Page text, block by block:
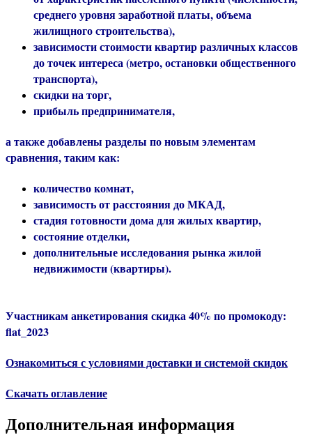
среднего уровня заработной платы, объема
жилищного строительства),
зависимости стоимости квартир различных классов
до точек интереса (метро, остановки общественного
транспорта),
скидки на торг,
прибыль предпринимателя,
а также добавлены разделы поновым элементам
сравнения, таким как:
количество комнат,
зависимость от расстояния до МКАД,
стадия готовности дома для жилых квартир,
состояние отделки,
дополнительные исследования рынка жилой
недвижимости (квартиры).
Участникам анкетирования скидка 40% по промокоду:
flat_2023
Ознакомиться с условиями доставки и системой скидок
Скачать оглавление
Дополнительная информация